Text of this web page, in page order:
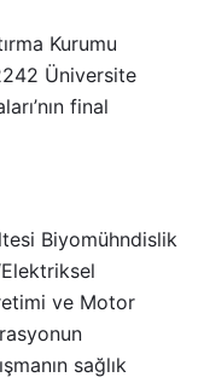
Kurumu
Üniversite
final
Biyomühndislik
ve Motor
sağlık